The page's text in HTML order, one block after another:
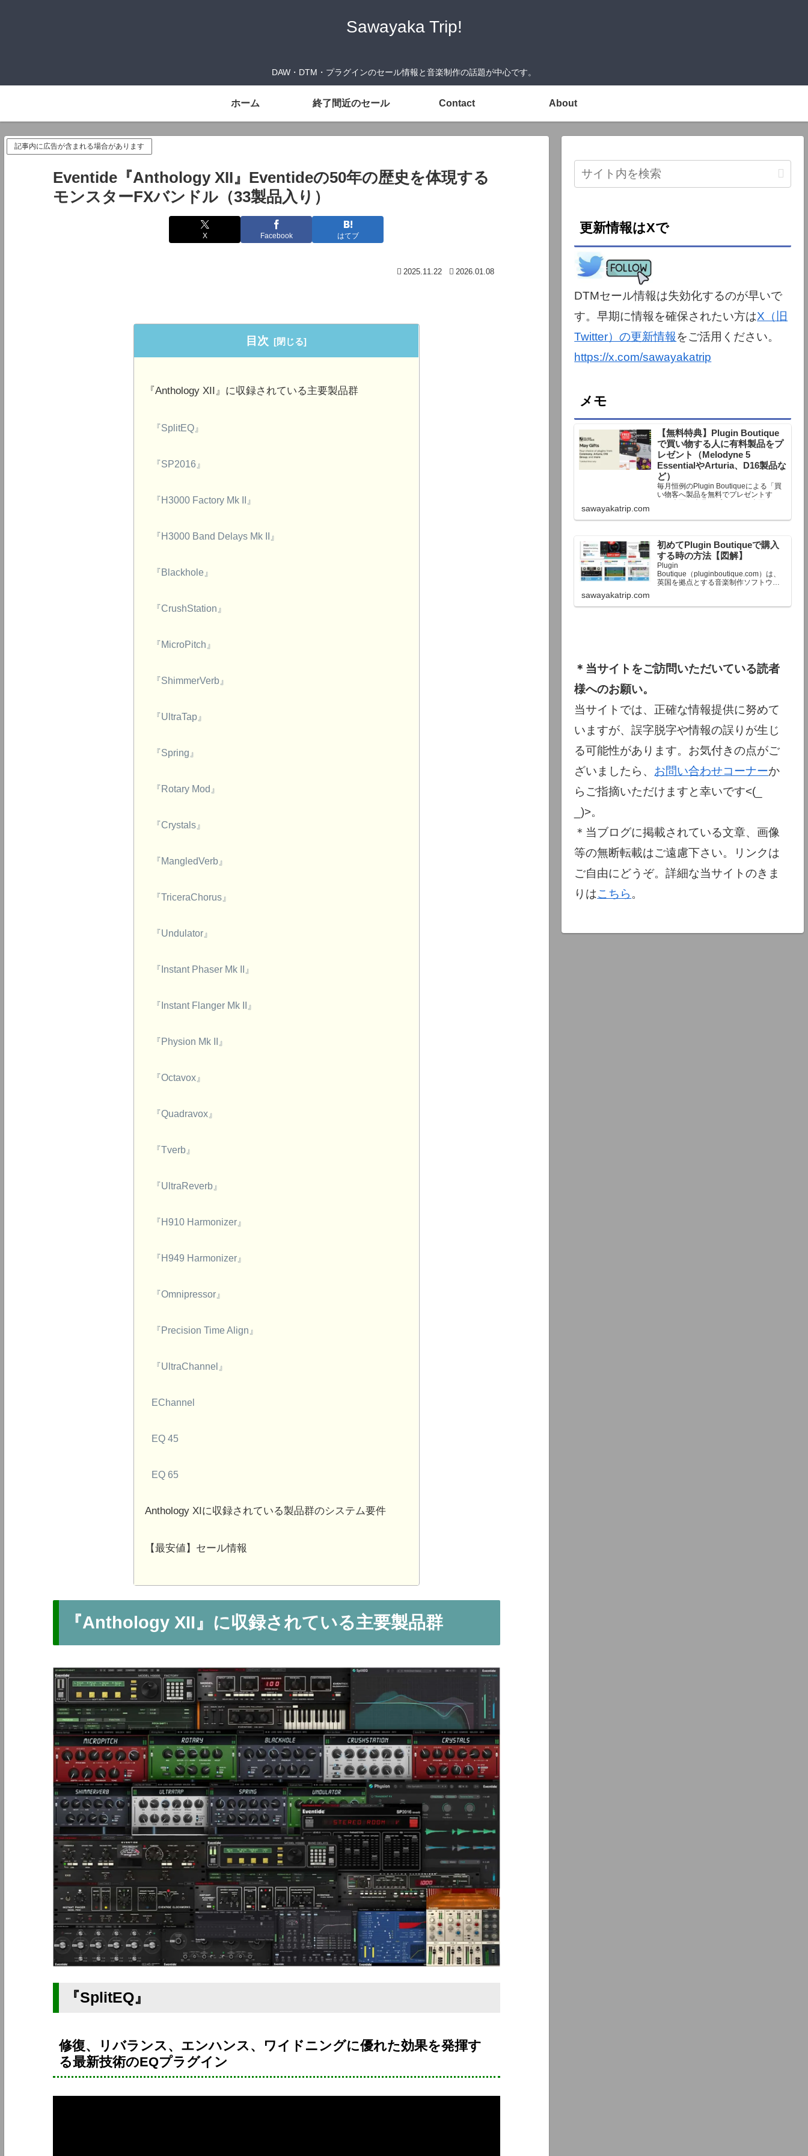
Sawayaka Trip!
DAW・DTM・プラグインのセール情報と音楽制作の話題が中心です。
ホーム 終了間近のセール Contact About
記事内に広告が含まれる場合があります
Eventide『Anthology XII』Eventideの50年の歴史を体現する
モンスターFXバンドル（33製品入り）
X Facebook はてブ
2025.11.22 2026.01.08
目次
『Anthology XII』に収録されている主要製品群
『SplitEQ』
『SP2016』
『H3000 Factory Mk II』
『H3000 Band Delays Mk II』
『Blackhole』
『CrushStation』
『MicroPitch』
『ShimmerVerb』
『UltraTap』
『Spring』
『Rotary Mod』
『Crystals』
『MangledVerb』
『TriceraChorus』
『Undulator』
『Instant Phaser Mk II』
『Instant Flanger Mk II』
『Physion Mk II』
『Octavox』
『Quadravox』
『Tverb』
『UltraReverb』
『H910 Harmonizer』
『H949 Harmonizer』
『Omnipressor』
『Precision Time Align』
『UltraChannel』
EChannel
EQ 45
EQ 65
Anthology XIに収録されている製品群のシステム要件
【最安値】セール情報
『Anthology XII』に収録されている主要製品群
『SplitEQ』
修復、リバランス、エンハンス、ワイドニングに優れた効果を発揮す
る最新技術のEQプラグイン
更新情報はXで
DTMセール情報は失効化するのが早いで
す。早期に情報を確保されたい方はX（旧
Twitter）の更新情報をご活用ください。
https://x.com/sawayakatrip
メモ
【無料特典】Plugin Boutique
で買い物する人に有料製品をプ
レゼント（Melodyne 5
EssentialやArturia、D16製品な
ど）
毎月恒例のPlugin Boutiqueによる「買
い物客へ製品を無料でプレゼントす
る」企画。今月もプレゼント企画が用
定額以上のお金を出して何かを購入す
終了予定日：日本時間：6/1（月…
sawayakatrip.com
初めてPlugin Boutiqueで購入
する時の方法【図解】
Plugin
Boutique（pluginboutique.com）は、
英国を拠点とする音楽制作ソフトウェ
で、世界中のミュージシャンに利用さ
sawayakatrip.com
＊当サイトをご訪問いただいている読者
様へのお願い。
当サイトでは、正確な情報提供に努めて
いますが、誤字脱字や情報の誤りが生じ
る可能性があります。お気付きの点がご
ざいましたら、 お問い合わせコーナーか
らご指摘いただけますと幸いです<(_
_)>。
＊当ブログに掲載されている文章、画像
等の無断転載はご遠慮下さい。リンクは
ご自由にどうぞ。詳細な当サイトのきま
りはこちら 。